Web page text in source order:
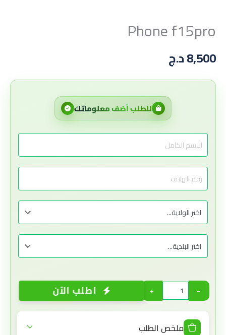
Phone f15pro
8,500د.ج
للطلب أضف معلوماتك
−
+ اطلب الآن
ملخص الطلب